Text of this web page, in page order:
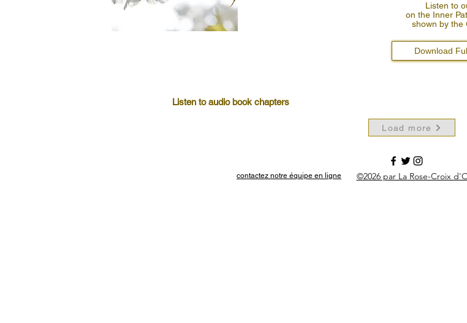
Listen to
on the Inner
shown by the
Download
Listen to audio book chapters
Load more
contactez notre équipe en ligne ©2026 par La Rose-Croix